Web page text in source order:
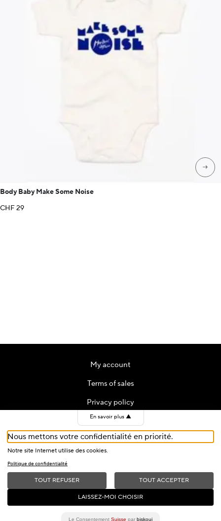
→
Body Baby Make Some Noise
CHF29
My account
Terms of sales
Privacy policy
Contact
Cookies
2026 © Fondation du Festival de Jazz de Montreux — All Rights
Reserved
En savoir plus ▲
Nous mettons votre confidentialité en priorité.
Notre site Internet utilise des cookies.
Politique de confidentialité
TOUT REFUSER TOUT ACCEPTER
LAISSEZ-MOI CHOISIR
Le Consentement Suisse par biskoui